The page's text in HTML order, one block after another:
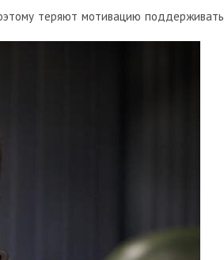
теряют мотивацию поддерживать